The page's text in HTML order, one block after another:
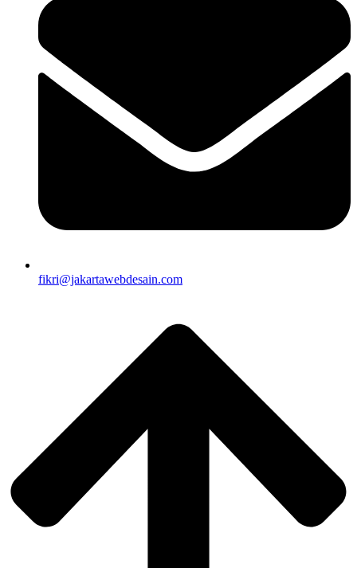
fikri@jakartawebdesain.com